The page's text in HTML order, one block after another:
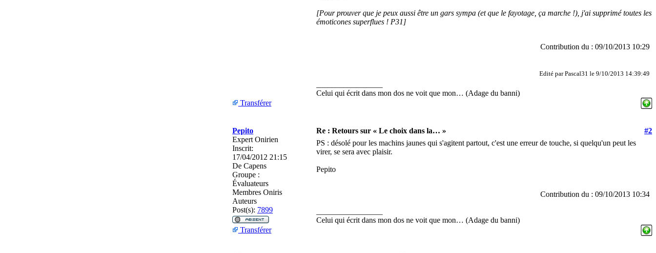
[Pour prouver que je peux aussi être un gars sympa (et que le fayotage, ça marche !), j'ai supprimé toutes les
émoticones superflues ! P31]
Contribution du : 09/10/2013 10:29
Edité par Pascal31 le 9/10/2013 14:39:49
Celui qui écrit dans mon dos ne voit que mon… (Adage du banni)
Transférer
Pepito Re : Retours sur « Le choix dans la… »
#2
Expert Onirien
Inscrit:
17/04/2012 21:15
De Capens
Groupe :
Évaluateurs
Membres Oniris
Auteurs
Post(s): 7899
PS : désolé pour les machins jaunes qui s'agitent partout, c'est une erreur de touche, si quelqu'un peut les
virer, se sera avec plaisir.
Pepito
Contribution du : 09/10/2013 10:34
Celui qui écrit dans mon dos ne voit que mon… (Adage du banni)
Transférer